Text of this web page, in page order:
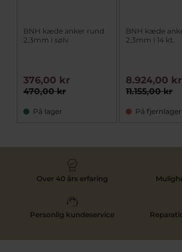
BNH kæde anker rund
2,3mm i sølv
470,00 kr
376,00 kr
På lager
BNH kæde
2,3mm i 14 kt.
11.155,00 kr
8.924,00 kr
På fjernlager
Over 40 års erfaring
Personlig kundeservice